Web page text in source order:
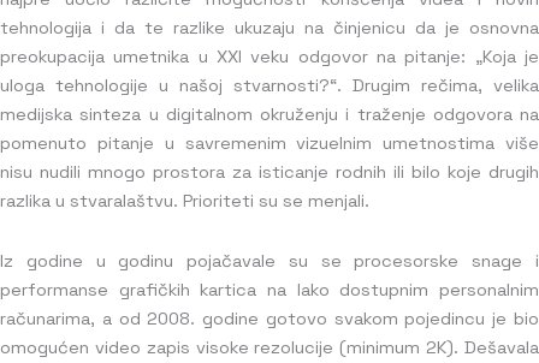
tehnologija i da te razlike ukuzaju na činjenicu da je osnovna
preokupacija umetnika u XXI veku odgovor na pitanje: „Koja je
uloga tehnologije u našoj stvarnosti?“. Drugim rečima, velika
medijska sinteza u digitalnom okruženju i traženje odgovora na
pomenuto pitanje u savremenim vizuelnim umetnostima više
nisu nudili mnogo prostora za isticanje rodnih ili bilo koje drugih
razlika u stvaralaštvu. Prioriteti su se menjali.
Iz godine u godinu pojačavale su se procesorske snage i
performanse grafičkih kartica na lako dostupnim personalnim
računarima, a od 2008. godine gotovo svakom pojedincu je bio
omogućen video zapis visoke rezolucije (minimum 2K). Dešavala